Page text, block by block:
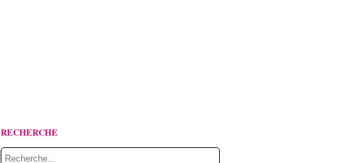
RECHERCHE